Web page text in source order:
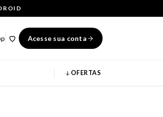
Acesse sua conta
OFERTAS